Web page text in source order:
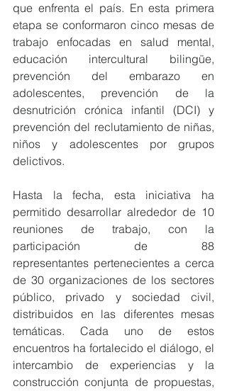
que enfrenta el país. En esta primera
etapa se conformaron cinco mesas de
trabajo enfocadas en salud mental,
educación intercultural bilingüe,
prevención del embarazo en
adolescentes, prevención de la
desnutrición crónica infantil (DCI) y
prevención del reclutamiento de niñas,
niños y adolescentes por grupos
delictivos.
Hasta la fecha, esta iniciativa ha
permitido desarrollar alrededor de 10
reuniones de trabajo, con la
participación de 88
representantes pertenecientes a cerca
de 30 organizaciones de los sectores
público, privado y sociedad civil,
distribuidos en las diferentes mesas
temáticas. Cada uno de estos
encuentros ha fortalecido el diálogo, el
intercambio de experiencias y la
construcción conjunta de propuestas,